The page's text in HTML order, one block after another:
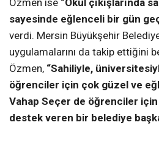
sayesinde eğlenceli bir gün
verdi. Mersin Büyükşehir
uygulamalarını da takip ettiğini
Özmen, “Sahiliyle,
öğrenciler için çok güzel ve
Vahap Seçer de öğrenciler
destek veren bir belediye